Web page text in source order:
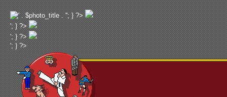
'; } ?>
'; } ?>
'; } ?>
'; } ?>